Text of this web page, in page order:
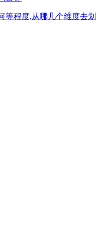
等程度,从哪几个维度去划